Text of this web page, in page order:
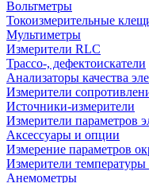
Вольтметры
Токоизмерительные
Мультиметры
Измерители RLC
Трассо-, дефектоискатели
Анализаторы качества
Измерители
Источники-измерители
Измерители параметров
Аксессуары и опции
Измерение параметров
Измерители
Анемометры